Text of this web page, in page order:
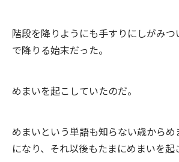
階段を降りようにも手すりにしがみ
で降りる始末だった。
めまいを起こしていたのだ。
めまいという単語も知らない歳からめ
になり、それ以後もたまにめまいを起